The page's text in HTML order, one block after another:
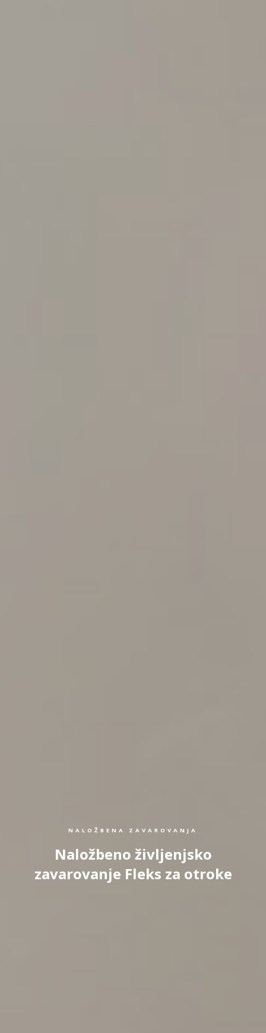
NALOŽBENA ZAVAROVANJA
Naložbeno življenjsko
zavarovanje Fleks za otroke